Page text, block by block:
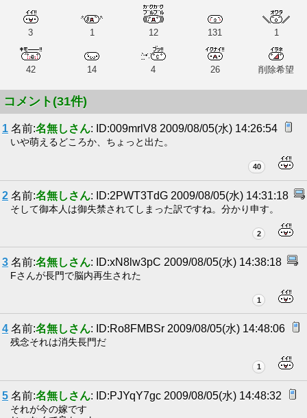
3 1 12 131 1
42 14 4 26 削除希望
コメント(31件)
1 名前:名無しさん: ID:009mrlV8 2009/08/05(水) 14:26:54
いや萌えるどころか、ちょっと出た。
40
2 名前:名無しさん: ID:2PWT3TdG 2009/08/05(水) 14:31:18
そして御本人は御失禁されてしまった訳ですね。分かり申す。
2
3 名前:名無しさん: ID:xN8lw3pC 2009/08/05(水) 14:38:18
Fさんが長門で脳内再生された
1
4 名前:名無しさん: ID:Ro8FMBSr 2009/08/05(水) 14:48:06
残念それは消失長門だ
1
5 名前:名無しさん: ID:PJYqY7gc 2009/08/05(水) 14:48:32
それが今の嫁です